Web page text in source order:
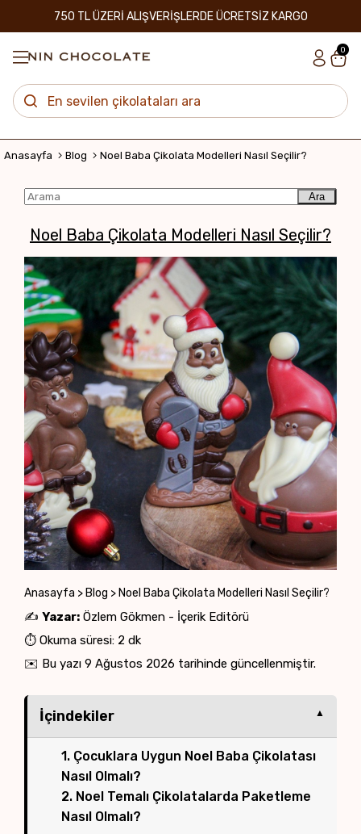
750 TL ÜZERİ ALIŞVERİŞLERDE ÜCRETSİZ KARGO
0
Anasayfa Blog Noel Baba Çikolata Modelleri Nasıl Seçilir?
Ara
Noel Baba Çikolata Modelleri Nasıl Seçilir?
Anasayfa > Blog > Noel Baba Çikolata Modelleri Nasıl Seçilir?
✍️ Yazar: Özlem Gökmen - İçerik Editörü
⏱️ Okuma süresi: 2 dk
✉️ Bu yazı 9 Ağustos 2026 tarihinde güncellenmiştir.
İçindekiler
1. Çocuklara Uygun Noel Baba Çikolatası
Nasıl Olmalı?
2. Noel Temalı Çikolatalarda Paketleme
Nasıl Olmalı?